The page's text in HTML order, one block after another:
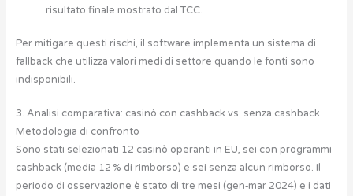
risultato finale mostrato dal TCC.
Per mitigare questi rischi, il software implementa un sistema di
fallback che utilizza valori medi di settore quando le fonti sono
indisponibili.
3. Analisi comparativa: casinò con cashback vs. senza cashback
Metodologia di confronto
Sono stati selezionati 12 casinò operanti in EU, sei con programmi
cashback (media 12 % di rimborso) e sei senza alcun rimborso. Il
periodo di osservazione è stato di tre mesi (gen‑mar 2024) e i dati